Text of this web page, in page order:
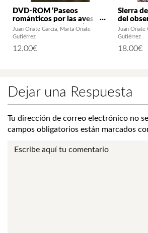
DVD-ROM ‘Paseos
románticos por las aves de
la Serranía de Ronda’ /
‘Romantic Walks amongst
Serrania’
Juan Oñate García
Marta Oñate
Gutiérrez
12.00€
Sierra
del
Juan Oñate
Gutiérrez
18.00€
Dejar una Respuesta
Tu dirección de correo electrónico no
campos obligatorios están marcados